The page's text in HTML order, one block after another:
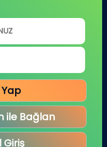
ile Bağlan
Giriş